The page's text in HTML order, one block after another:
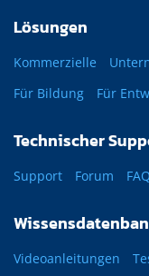
Lösungen
Kommerzielle
Für Bildung
Für
Technischer
Support Forum FAQ
Videoanleitungen